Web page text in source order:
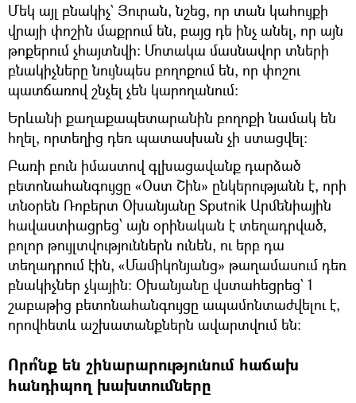
Մեկ այլ բնակիչ` Յուրան, նշեց, որ տան կահույքի
վրայի փոշին մաքրում են, բայց դե ինչ անել, որ այն
թոքերում չհայտնվի։ Մոտակա մասնավոր տների
բնակիչները նույնպես բողոքում են, որ փոշու
պատճառով շնչել չեն կարողանում։
Երևանի քաղաքապետարանին բողոքի նամակ են
հղել, որտեղից դեռ պատասխան չի ստացվել։
Բառի բուն իմաստով գլխացավանք դարձած
բետոնահանգույցը «Օստ Շին» ընկերությանն է, որի
տնօրեն Ռոբերտ Օխանյանը Sputnik Արմենիային
հավաստիացրեց՝ այն օրինական է տեղադրված,
բոլոր թույլտվություններն ունեն, ու երբ դա
տեղադրում էին, «Մամիկոնյանց» թաղամասում դեռ
բնակիչներ չկային։ Օխանյանը վստահեցրեց` 1
շաբաթից բետոնահանգույցը ապամոնտաժվելու է,
որովհետև աշխատանքներն ավարտվում են։
Որո՞նք են շինարարությունում հաճախ
հանդիպող խախտումները